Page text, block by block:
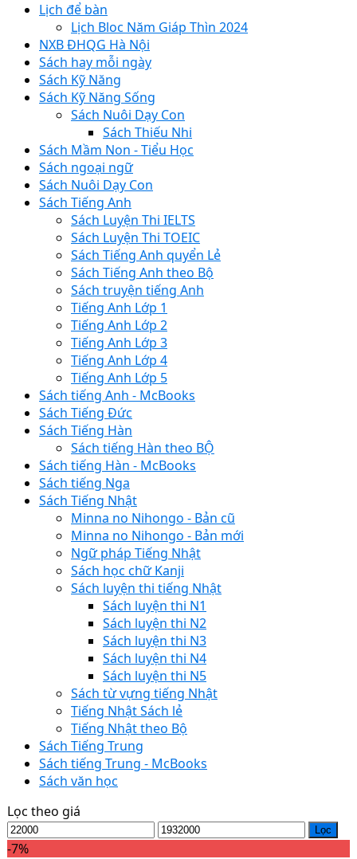
Lịch để bàn
Lịch Bloc Năm Giáp Thìn 2024
NXB ĐHQG Hà Nội
Sách hay mỗi ngày
Sách Kỹ Năng
Sách Kỹ Năng Sống
Sách Nuôi Dạy Con
Sách Thiếu Nhi
Sách Mầm Non - Tiểu Học
Sách ngoại ngữ
Sách Nuôi Dạy Con
Sách Tiếng Anh
Sách Luyện Thi IELTS
Sách Luyện Thi TOEIC
Sách Tiếng Anh quyển Lẻ
Sách Tiếng Anh theo Bộ
Sách truyện tiếng Anh
Tiếng Anh Lớp 1
Tiếng Anh Lớp 2
Tiếng Anh Lớp 3
Tiếng Anh Lớp 4
Tiếng Anh Lớp 5
Sách tiếng Anh - McBooks
Sách Tiếng Đức
Sách Tiếng Hàn
Sách tiếng Hàn theo BỘ
Sách tiếng Hàn - McBooks
Sách tiếng Nga
Sách Tiếng Nhật
Minna no Nihongo - Bản cũ
Minna no Nihongo - Bản mới
Ngữ pháp Tiếng Nhật
Sách học chữ Kanji
Sách luyện thi tiếng Nhật
Sách luyện thi N1
Sách luyện thi N2
Sách luyện thi N3
Sách luyện thi N4
Sách luyện thi N5
Sách từ vựng tiếng Nhật
Tiếng Nhật Sách lẻ
Tiếng Nhật theo Bộ
Sách Tiếng Trung
Sách tiếng Trung - McBooks
Sách văn học
Lọc theo giá
Lọc
-7%